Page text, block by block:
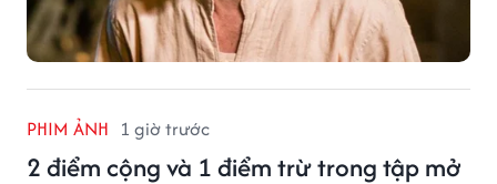
PHIM ẢNH 1 giờ trước
2 điểm cộng và 1 điểm trừ trong tập mở